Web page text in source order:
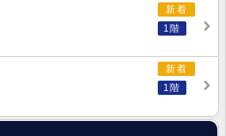
新着
1階
新着
1階